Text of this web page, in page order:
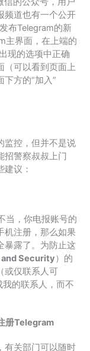
频道也有一个公开
布Telegram的新
主界面，在上端的
现的选项中正确
（可以看到页面上
方的“加入”
监控，但并不是说
招警察叔叔上门
议：
当，你电报账号的
机注册，那么如果
暴露了。为防止这
Security）的
或仅联系人可
我的联系人，而不
册Telegram
有关部门可以随时